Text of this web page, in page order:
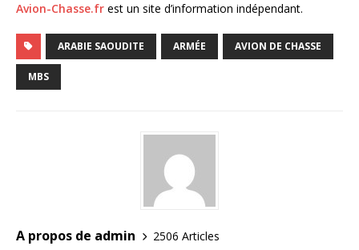
Avion-Chasse.fr est un site d’information indépendant.
ARABIE SAOUDITE ARMÉE AVION DE CHASSE
MBS
A propos de admin
2506 Articles